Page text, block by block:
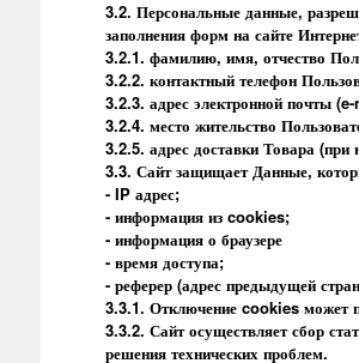
3.2. Персональные данные,
заполнения форм на сайте
3.2.1. фамилию, имя, отчество
3.2.2. контактный телефон
3.2.3. адрес электронной почты
3.2.4. место жительство
3.2.5. адрес доставки Товара
3.3. Сайт защищает Данные,
- IP адрес;
- информация из cookies;
- информация о браузере
- время доступа;
- реферер (адрес предыдущей
3.3.1. Отключение cookies может
3.3.2. Сайт осуществляет сбор
решения технических проблем.